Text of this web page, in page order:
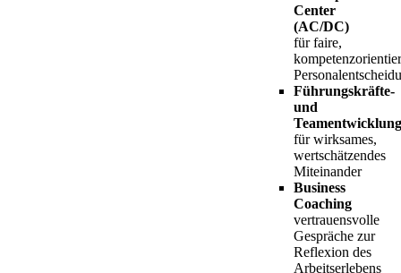
Center
(AC/DC)
für faire,
Führungskräfte-
und
Teamentwicklung
für wirksames,
wertschätzendes
Miteinander
Business
Coaching
vertrauensvolle
Gespräche zur
Reflexion des
Arbeitserlebens